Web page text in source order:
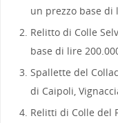
un prezzo base di
Relitto di Colle
base di lire
Spallette del
di Caipoli,
Relitti di Colle del